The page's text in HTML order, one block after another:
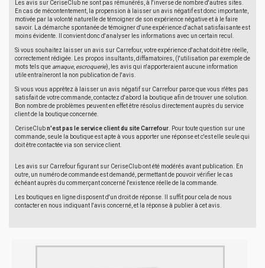
Les avis sur CeriseClub ne sont pas rémunérés, à l'inverse de nombre d'autres sites.
En cas de mécontentement, la propension à laisser un avis négatif est donc importante,
motivée par la volonté naturelle de témoigner de son expérience négative et à le faire
savoir. La démarche spontanée de témoigner d'une expérience d'achat satisfaisante est
moins évidente. Il convient donc d'analyser les informations avec un certain recul.
Si vous souhaitez laisser un avis sur Carrefour, votre expérience d'achat doit être réelle,
correctement rédigée. Les propos insultants, diffamatoires, (l'utilisation par exemple de
mots tels que arnaque, escroquerie), les avis qui n'apporteraient aucune information
utile entraîneront la non publication de l'avis.
Si vous vous apprêtez à laisser un avis négatif sur Carrefour parce que vous n'êtes pas
satisfait de votre commande, contactez d'abord la boutique afin de trouver une solution.
Bon nombre de problèmes peuvent en effet être résolus directement auprès du service
client de la boutique concernée.
CeriseClubn'est pas le service client du site Carrefour . Pour toute question sur une
commande, seule la boutique est apte à vous apporter une réponse et c'est elle seule qui
doit être contactée via son service client.
Les avis sur Carrefour figurant sur CeriseClub ont été modérés avant publication. En
outre, un numéro de commande est demandé, permettant de pouvoir vérifier le cas
échéant auprès du commerçant concerné l'existence réelle de la commande.
Les boutiques en ligne disposent d'un droit de réponse. Il suffit pour cela de nous
contacter en nous indiquant l'avis concerné, et la réponse à publier à cet avis.